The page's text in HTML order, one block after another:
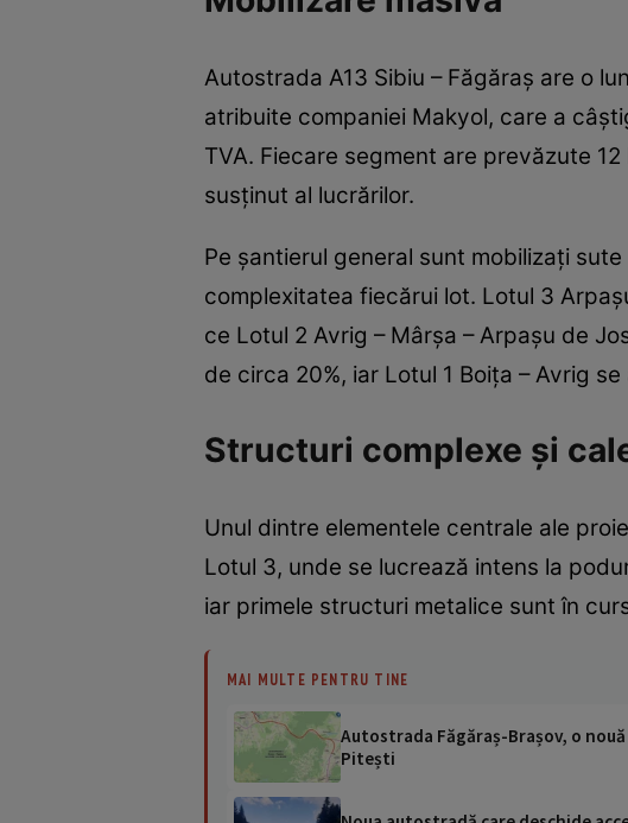
Autostrada A13 Sibiu – Făgăraș are o
atribuite companiei Makyol, care a
TVA. Fiecare segment are prevăzute
susținut al lucrărilor.
Pe șantierul general sunt mobilizați
complexitatea fiecărui lot. Lotul 3
ce Lotul 2 Avrig – Mârșa – Arpașu de
de circa 20%, iar Lotul 1 Boița – Avrig
Structuri complexe și
Unul dintre elementele centrale ale
Lotul 3, unde se lucrează intens la
iar primele structuri metalice sunt în
MAI MULTE PENTRU TINE
Autostrada Făgăraș-Brașov, o
Pitești